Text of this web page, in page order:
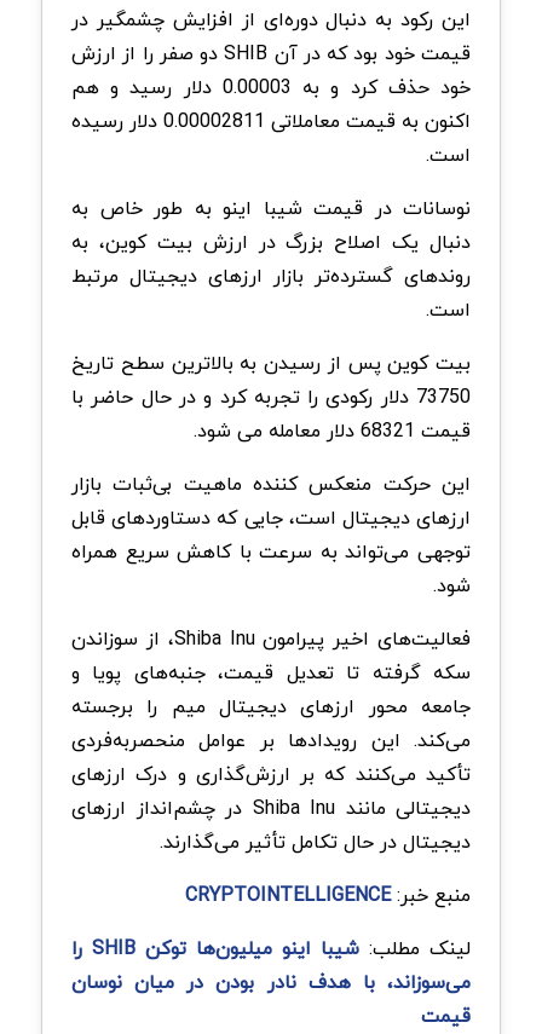
این رکود به دنبال دوره‌ای از افزایش چشمگیر در
قیمت خود بود که در آن SHIB دو صفر را از ارزش
خود حذف کرد و به 0.00003 دلار رسید و هم
اکنون به قیمت معاملاتی 0.00002811 دلار رسیده
است.
نوسانات در قیمت شیبا اینو به طور خاص به
دنبال یک اصلاح بزرگ در ارزش بیت کوین، به
روندهای گسترده‌تر بازار ارزهای دیجیتال مرتبط
است.
بیت کوین پس از رسیدن به بالاترین سطح تاریخ
73750 دلار رکودی را تجربه کرد و در حال حاضر با
قیمت 68321 دلار معامله می شود.
این حرکت منعکس کننده ماهیت بی‌ثبات بازار
ارزهای دیجیتال است، جایی که دستاوردهای قابل
توجهی می‌تواند به سرعت با کاهش سریع همراه
شود.
فعالیت‌های اخیر پیرامون Shiba Inu، از سوزاندن
سکه گرفته تا تعدیل قیمت، جنبه‌های پویا و
جامعه محور ارزهای دیجیتال میم را برجسته
می‌کند. این رویدادها بر عوامل منحصربه‌فردی
تأکید می‌کنند که بر ارزش‌گذاری و درک ارزهای
دیجیتالی مانند Shiba Inu در چشم‌انداز ارزهای
دیجیتال در حال تکامل تأثیر می‌گذارند.
منبع خبر:CRYPTOINTELLIGENCE
لینک مطلب:
شیبا اینو میلیون‌ها توکن SHIB را
می‌سوزاند، با هدف نادر بودن در میان نوسان
قیمت